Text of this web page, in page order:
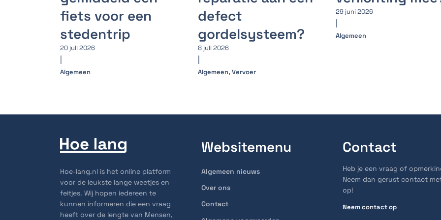
fiets voor een
stedentrip
20 juli 2026
Algemeen
defect
gordelsysteem?
8 juli 2026
Algemeen, Vervoer
29 juni 2026
Algemeen
Hoe-lang.nl is het online platform
voor de leukste lange weetjes en
feitjes. Wij hopen iedereen te
kunnen informeren die een vraag
heeft over de lengte van Mensen,
Websitemenu
Algemeen nieuws
Over ons
Contact
Contact
Heb je een vraag of
Neem dan gerust contact
op!
Neem contact op